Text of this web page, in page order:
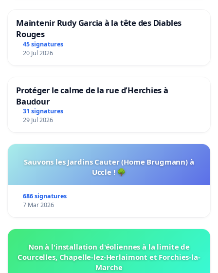
Maintenir Rudy Garcia à la tête des Diables
Rouges
45 signatures
20 Jul 2026
Protéger le calme de la rue d’Herchies à
Baudour
31 signatures
29 Jul 2026
Sauvons les Jardins Cauter (Home Brugmann) à
Uccle ! 🌳
686 signatures
7 Mar 2026
Non à l'installation d'éoliennes à la limite de
Courcelles, Chapelle-lez-Herlaimont et Forchies-la-
Marche